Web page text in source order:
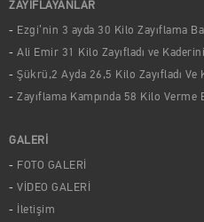
ZAYIFLAYANLAR
Ezgi’nin 3 ayda 30 Kilo Zayıflama
Ali Emir 31 Kilo Zayıfladı ve
Şükrü,2 Ayda 26,5 Kilo Zayıfladı
Zayıflama Kampında 58 Kilo Verme
GALERİ
FOTO GALERİ
VİDEO GALERİ
İletişim